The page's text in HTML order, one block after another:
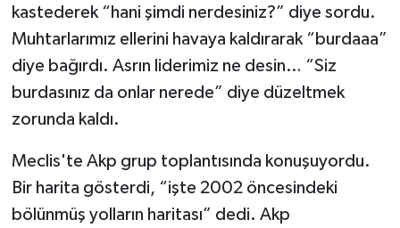
kastederek “hani şimdi nerdesiniz?” diye sordu.
Muhtarlarımız ellerini havaya kaldırarak “burdaaa”
diye bağırdı. Asrın liderimiz ne desin… “Siz
burdasınız da onlar nerede” diye düzeltmek
zorunda kaldı.
Meclis'te Akp grup toplantısında konuşuyordu.
Bir harita gösterdi, “işte 2002 öncesindeki
bölünmüş yolların haritası” dedi. Akp